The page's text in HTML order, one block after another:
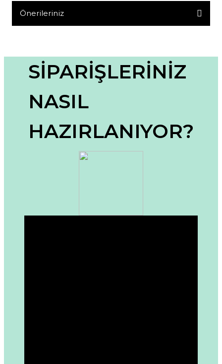
Önerileriniz
Görüş ve önerileriniz için teşekkür ederiz.
Ürün resmi kalitesiz, bozuk veya görüntülenemiyor.
Ürün açıklamasında eksik bilgiler bulunuyor.
Ürün fiyatı diğer sitelerden daha pahalı.
Bu ürüne benzer farklı alternatifler olmalı.
SİPARİŞLERİNİZ
NASIL
HAZIRLANIYOR?